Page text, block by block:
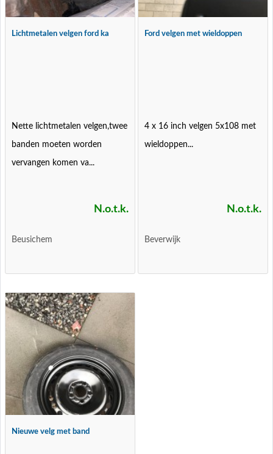
Lichtmetalen velgen ford ka
Nette lichtmetalen velgen,twee
banden moeten worden
vervangen komen va...
N.o.t.k.
Beusichem
Ford velgen met wieldoppen
4 x 16 inch velgen 5x108 met
wieldoppen...
N.o.t.k.
Beverwijk
Nieuwe velg met band